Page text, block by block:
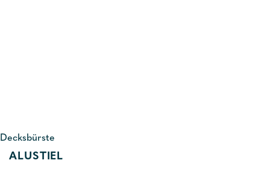
Decksbürste
ALUSTIEL